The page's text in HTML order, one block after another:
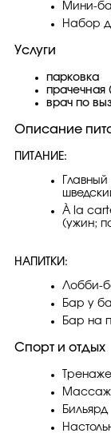
Мини-
Набор
Услуги
парковка
прачечная
врач по
Описание
ПИТАНИЕ:
À la
(ужин;
НАПИТКИ:
Лобби-
Бар у
Бар на
Спорт и отдых
Бильярд